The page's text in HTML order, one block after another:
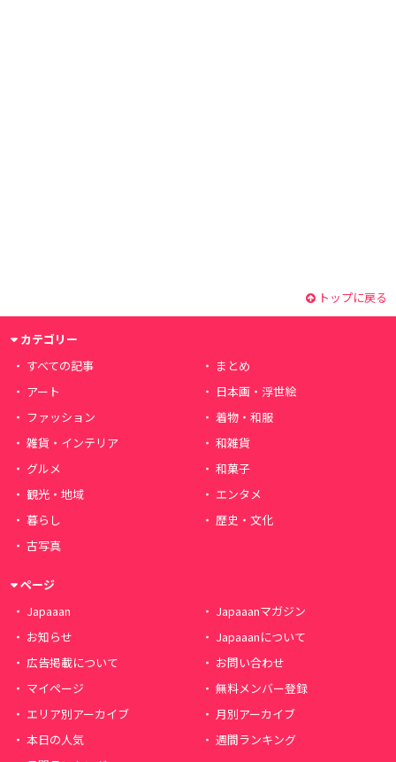
トップに戻る
カテゴリー
すべての記事
まとめ
アート
日本画・浮世絵
ファッション
着物・和服
雑貨・インテリア
和雑貨
グルメ
和菓子
観光・地域
エンタメ
暮らし
歴史・文化
古写真
ページ
Japaaan
Japaaanマガジン
お知らせ
Japaaanについて
広告掲載について
お問い合わせ
マイページ
無料メンバー登録
エリア別アーカイブ
月別アーカイブ
本日の人気
週間ランキング